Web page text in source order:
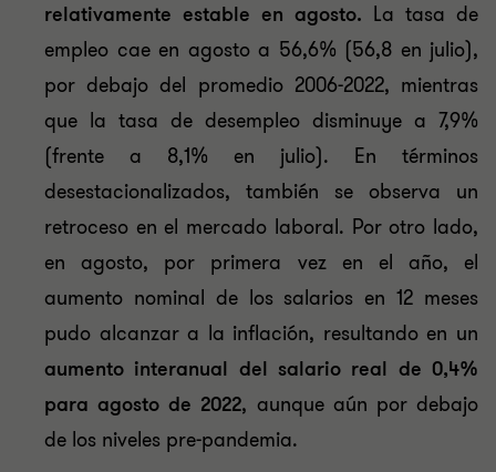
relativamente estable en agosto. La tasa de
empleo cae en agosto a 56,6% (56,8 en julio),
por debajo del promedio 2006-2022, mientras
que la tasa de desempleo disminuye a 7,9%
(frente a 8,1% en julio). En términos
desestacionalizados, también se observa un
retroceso en el mercado laboral. Por otro lado,
en agosto, por primera vez en el año, el
aumento nominal de los salarios en 12 meses
pudo alcanzar a la inflación, resultando en un
aumento interanual del salario real de 0,4%
para agosto de 2022, aunque aún por debajo
de los niveles pre-pandemia.